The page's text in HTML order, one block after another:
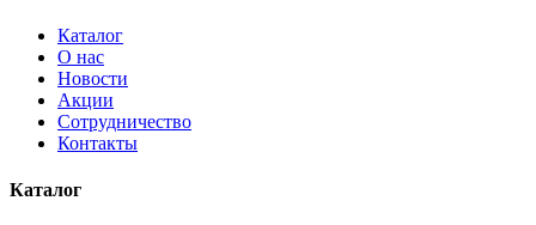
Каталог
О нас
Новости
Акции
Сотрудничество
Контакты
Каталог